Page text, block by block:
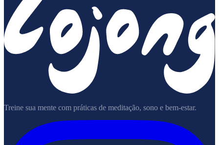
Treine sua mente com práticas de meditação, sono e bem-estar.